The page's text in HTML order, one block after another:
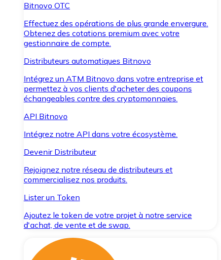
Bitnovo OTC
Effectuez des opérations de plus grande envergure.
Obtenez des cotations premium avec votre
gestionnaire de compte.
Distributeurs automatiques Bitnovo
Intégrez un ATM Bitnovo dans votre entreprise et
permettez à vos clients d'acheter des coupons
échangeables contre des cryptomonnaies.
API Bitnovo
Intégrez notre API dans votre écosystème.
Devenir Distributeur
Rejoignez notre réseau de distributeurs et
commercialisez nos produits.
Lister un Token
Ajoutez le token de votre projet à notre service
d'achat, de vente et de swap.